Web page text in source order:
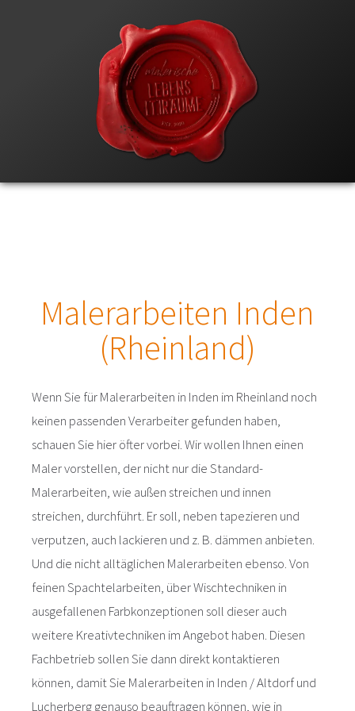
Malerarbeiten Inden
(Rheinland)
Wenn Sie für Malerarbeiten in Inden im Rheinland noch
keinen passenden Verarbeiter gefunden haben,
schauen Sie hier öfter vorbei. Wir wollen Ihnen einen
Maler vorstellen, der nicht nur die Standard-
Malerarbeiten, wie außen streichen und innen
streichen, durchführt. Er soll, neben tapezieren und
verputzen, auch lackieren und z. B. dämmen anbieten.
Und die nicht alltäglichen Malerarbeiten ebenso. Von
feinen Spachtelarbeiten, über Wischtechniken in
ausgefallenen Farbkonzeptionen soll dieser auch
weitere Kreativtechniken im Angebot haben. Diesen
Fachbetrieb sollen Sie dann direkt kontaktieren
können, damit Sie Malerarbeiten in Inden / Altdorf und
Lucherberg genauso beauftragen können, wie in